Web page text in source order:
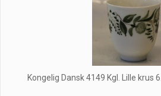
Kongelig Dansk 4149 Kgl. Lille krus